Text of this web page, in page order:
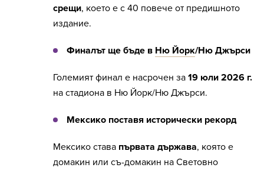
срещи, което е с 40 повече от предишното
издание.
Финалът ще бъде в Ню Йорк/Ню Джърси
Големият финал е насрочен за 19 юли 2026 г.
на стадиона в Ню Йорк/Ню Джърси.
Мексико поставя исторически рекорд
Мексико става първата държава, която е
домакин или съ-домакин на Световно